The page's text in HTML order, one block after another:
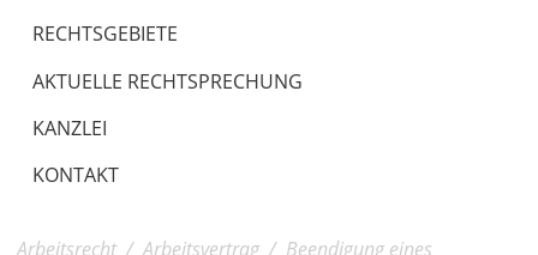
RECHTSGEBIETE
AKTUELLE RECHTSPRECHUNG
KANZLEI
KONTAKT
Arbeitsrecht / Arbeitsvertrag / Beendigung eines